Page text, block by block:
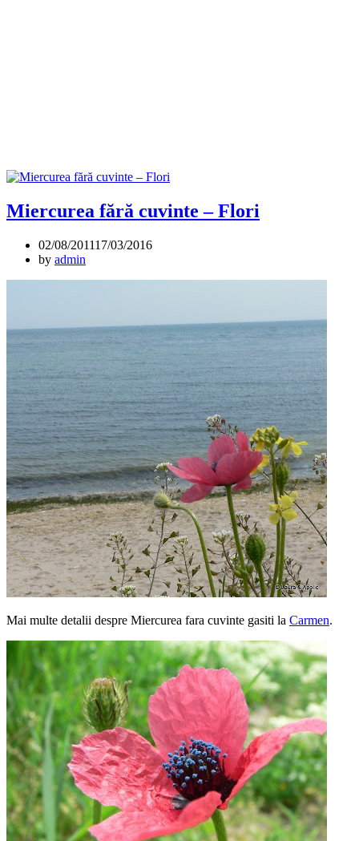
Miercurea fără cuvinte – Flori
02/08/201117/03/2016
by admin
Mai multe detalii despre Miercurea fara cuvinte gasiti la Carmen.